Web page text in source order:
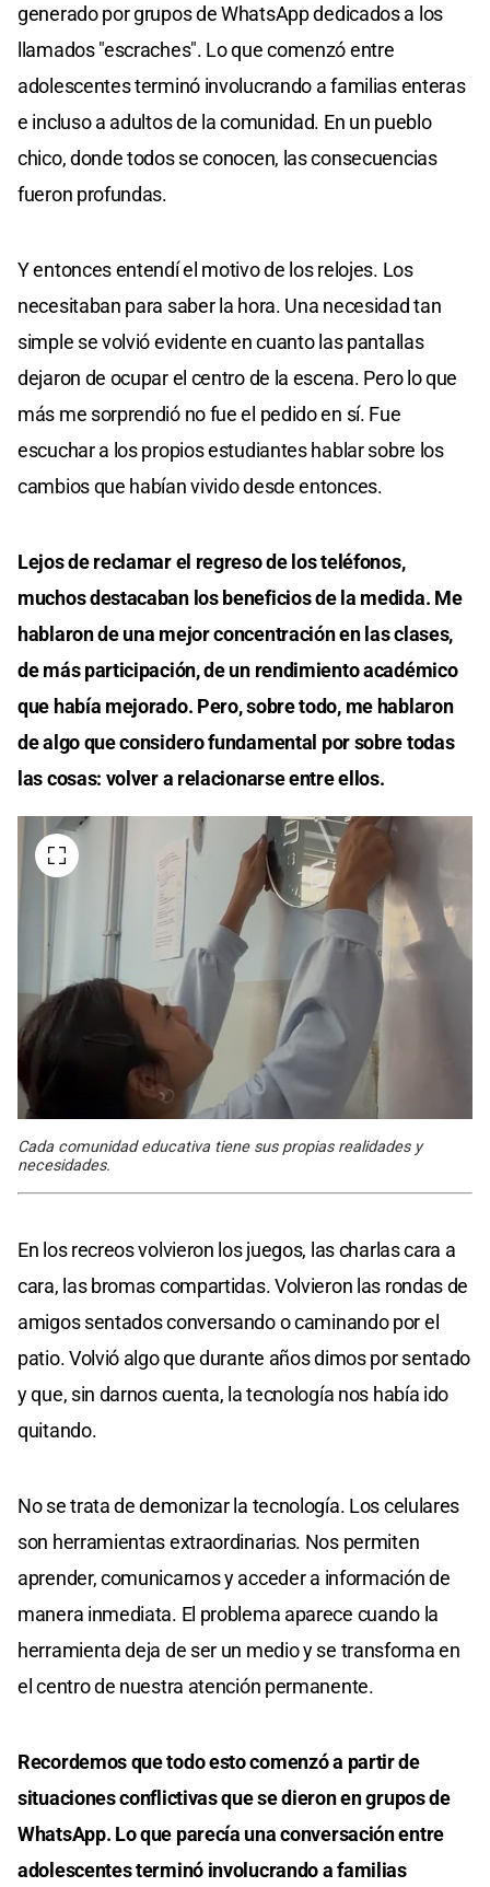
generado por grupos de WhatsApp dedicados a los
llamados "escraches". Lo que comenzó entre
adolescentes terminó involucrando a familias enteras
e incluso a adultos de la comunidad. En un pueblo
chico, donde todos se conocen, las consecuencias
fueron profundas.
Y entonces entendí el motivo de los relojes. Los
necesitaban para saber la hora. Una necesidad tan
simple se volvió evidente en cuanto las pantallas
dejaron de ocupar el centro de la escena. Pero lo que
más me sorprendió no fue el pedido en sí. Fue
escuchar a los propios estudiantes hablar sobre los
cambios que habían vivido desde entonces.
Lejos de reclamar el regreso de los teléfonos,
muchos destacaban los beneficios de la medida. Me
hablaron de una mejor concentración en las clases,
de más participación, de un rendimiento académico
que había mejorado. Pero, sobre todo, me hablaron
de algo que considero fundamental por sobre todas
las cosas: volver a relacionarse entre ellos.
Cada comunidad educativa tiene sus propias realidades y
necesidades.
En los recreos volvieron los juegos, las charlas cara a
cara, las bromas compartidas. Volvieron las rondas de
amigos sentados conversando o caminando por el
patio. Volvió algo que durante años dimos por sentado
y que, sin darnos cuenta, la tecnología nos había ido
quitando.
No se trata de demonizar la tecnología. Los celulares
son herramientas extraordinarias. Nos permiten
aprender, comunicarnos y acceder a información de
manera inmediata. El problema aparece cuando la
herramienta deja de ser un medio y se transforma en
el centro de nuestra atención permanente.
Recordemos que todo esto comenzó a partir de
situaciones conflictivas que se dieron en grupos de
WhatsApp. Lo que parecía una conversación entre
adolescentes terminó involucrando a familias